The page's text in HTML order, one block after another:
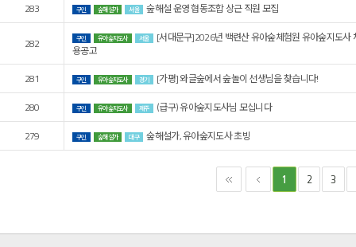
283
구인 숲해설가 서울 숲해설 운영 협동조합 상근 직원 모집
282 구인 유아숲지도사 서울
[서대문구]2026년 백련산 유아숲체험원 유아숲지도사
용공고
281
구인 유아숲지도사 경기
[가평] 와글숲에서 숲놀이 선생님을 찾습니다!
280
구인 유아숲지도사 제주
(급구) 유아숲지도사님 모십니다
279
구인 숲해설가 대구 숲해설가, 유아숲지도사 초빙
1 2 3